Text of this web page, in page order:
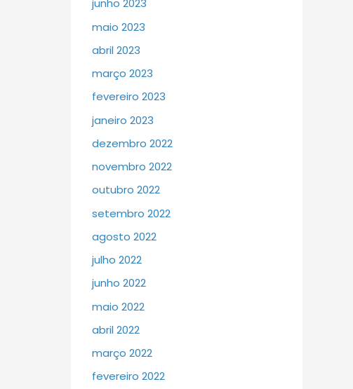
junho 2023
maio 2023
abril 2023
março 2023
fevereiro 2023
janeiro 2023
dezembro 2022
novembro 2022
outubro 2022
setembro 2022
agosto 2022
julho 2022
junho 2022
maio 2022
abril 2022
março 2022
fevereiro 2022